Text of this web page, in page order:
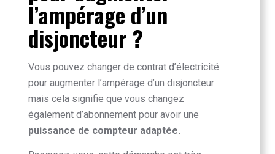
l’ampérage d’un
disjoncteur ?
Vous pouvez changer de contrat d’électricité
pour augmenter l’ampérage d’un disjoncteur
mais cela signifie que vous changez
également d’abonnement pour avoir une
puissance de compteur adaptée.